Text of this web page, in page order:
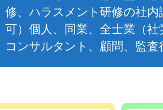
修、ハラスメント研修の社
可）個人、同業、全士業（
コンサルタント、顧問、監査